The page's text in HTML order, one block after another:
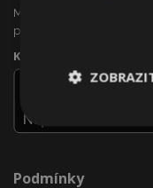
Máte zájem o
partnerem?
Kontaktujte nás
Podmínky
nutné